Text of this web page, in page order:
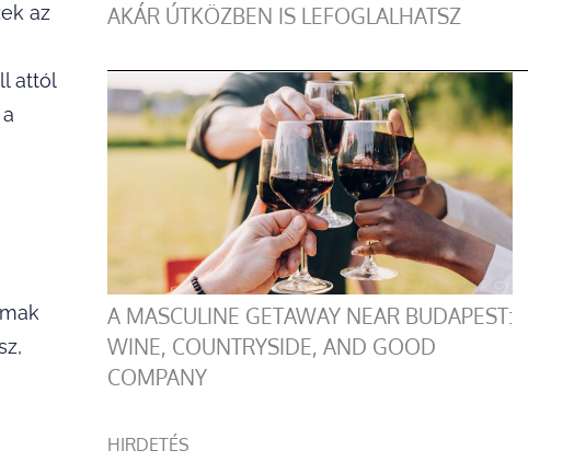
az
attól
AKÁR ÚTKÖZBEN IS LEFOGLALHATSZ
A MASCULINE GETAWAY NEAR BUDAPEST:
WINE, COUNTRYSIDE, AND GOOD
COMPANY
HIRDETÉS